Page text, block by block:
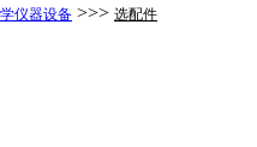
学仪器设备 >>> 选配件